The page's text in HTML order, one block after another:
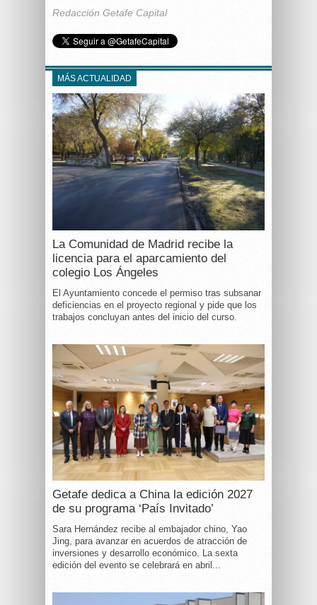
Redacción Getafe Capital
MÁS ACTUALIDAD
La Comunidad de Madrid recibe la
licencia para el aparcamiento del
colegio Los Ángeles
El Ayuntamiento concede el permiso tras subsanar
deficiencias en el proyecto regional y pide que los
trabajos concluyan antes del inicio del curso.
Getafe dedica a China la edición 2027
de su programa ‘País Invitado’
Sara Hernández recibe al embajador chino, Yao
Jing, para avanzar en acuerdos de atracción de
inversiones y desarrollo económico. La sexta
edición del evento se celebrará en abril...